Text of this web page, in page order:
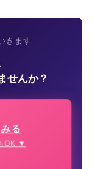
きます
せんか？
る
OK ▼